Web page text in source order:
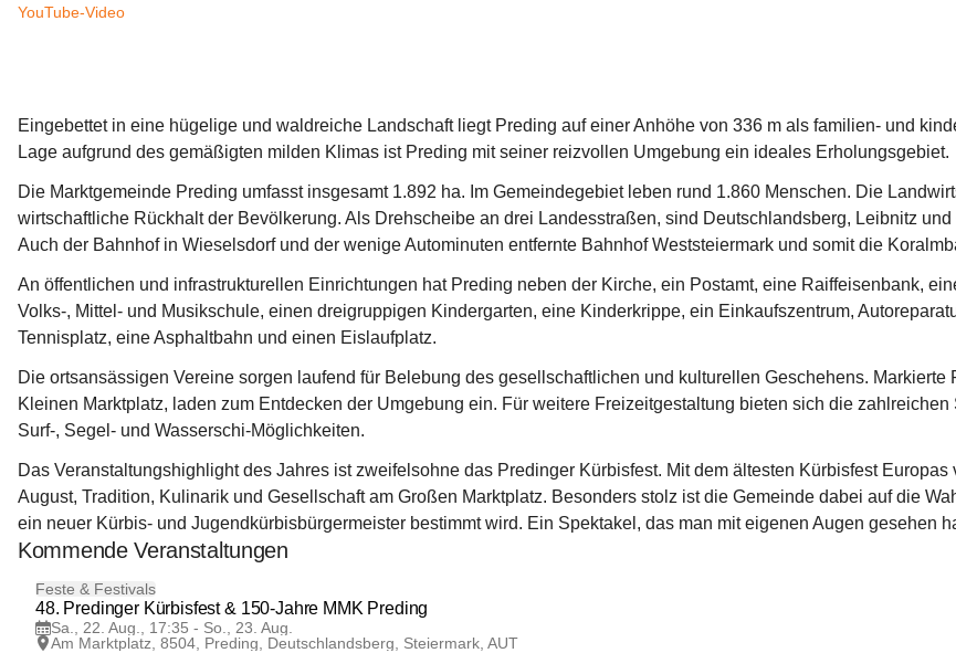
YouTube-Video
Eingebettet in eine hügelige und waldreiche Landschaft liegt Preding auf einer Anhöhe von 336 m als familien- und
Lage aufgrund des gemäßigten milden Klimas ist Preding mit seiner reizvollen Umgebung ein ideales Erholungsgebiet.
Die Marktgemeinde Preding umfasst insgesamt 1.892 ha. Im Gemeindegebiet leben rund 1.860 Menschen. Die
wirtschaftliche Rückhalt der Bevölkerung. Als Drehscheibe an drei Landesstraßen, sind Deutschlandsberg, Leibnitz
Auch der Bahnhof in Wieselsdorf und der wenige Autominuten entfernte Bahnhof Weststeiermark und somit die
An öffentlichen und infrastrukturellen Einrichtungen hat Preding neben der Kirche, ein Postamt, eine Raiffeisenbank,
Volks-, Mittel- und Musikschule, einen dreigruppigen Kindergarten, eine Kinderkrippe, ein Einkaufszentrum,
Tennisplatz, eine Asphaltbahn und einen Eislaufplatz.
Die ortsansässigen Vereine sorgen laufend für Belebung des gesellschaftlichen und kulturellen Geschehens.
Kleinen Marktplatz, laden zum Entdecken der Umgebung ein. Für weitere Freizeitgestaltung bieten sich die
Surf-, Segel- und Wasserschi-Möglichkeiten.
Das Veranstaltungshighlight des Jahres ist zweifelsohne das Predinger Kürbisfest. Mit dem ältesten Kürbisfest
August, Tradition, Kulinarik und Gesellschaft am Großen Marktplatz. Besonders stolz ist die Gemeinde dabei auf die
ein neuer Kürbis- und Jugendkürbisbürgermeister bestimmt wird. Ein Spektakel, das man mit eigenen Augen gesehen
Kommende Veranstaltungen
22
AUG
Feste & Festivals
48. Predinger Kürbisfest & 150-Jahre MMK Preding
Sa., 22. Aug., 17:35 - So., 23. Aug.
Am Marktplatz, 8504, Preding, Deutschlandsberg, Steiermark, AUT